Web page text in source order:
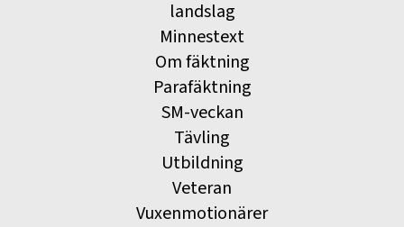
landslag
Minnestext
Om fäktning
Parafäktning
SM-veckan
Tävling
Utbildning
Veteran
Vuxenmotionärer